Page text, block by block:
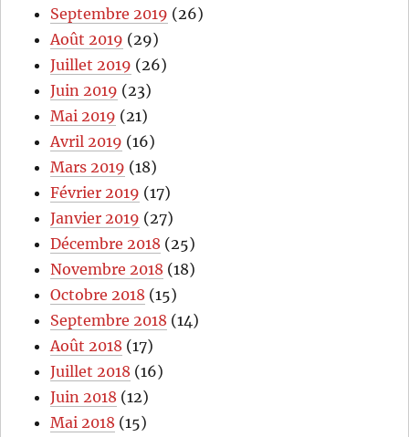
Septembre 2019 (26)
Août 2019 (29)
Juillet 2019 (26)
Juin 2019 (23)
Mai 2019 (21)
Avril 2019 (16)
Mars 2019 (18)
Février 2019 (17)
Janvier 2019 (27)
Décembre 2018 (25)
Novembre 2018 (18)
Octobre 2018 (15)
Septembre 2018 (14)
Août 2018 (17)
Juillet 2018 (16)
Juin 2018 (12)
Mai 2018 (15)